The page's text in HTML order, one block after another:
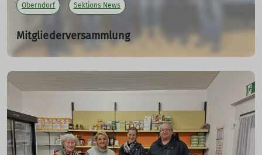
Oberndorf Sektions News
Mitgliederversammlung
BG Oberndorf